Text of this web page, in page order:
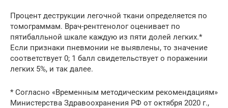
Процент деструкции легочной ткани определяется по
томограммам. Врач-рентгенолог оценивает по
пятибалльной шкале каждую из пяти долей легких.*
Если признаки пневмонии не выявлены, то значение
соответствует 0; 1 балл свидетельствует о поражении
легких 5%, и так далее.
* Согласно «Временным методическим рекомендациям»
Министерства Здравоохранения РФ от октября 2020 г.,